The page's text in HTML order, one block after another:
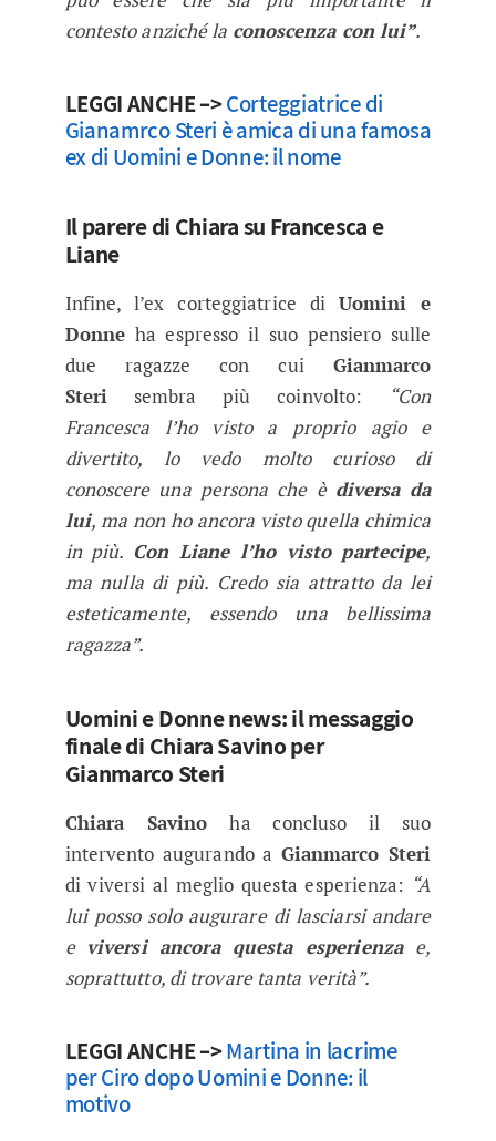
contesto anziché la conoscenza con lui”.
LEGGI ANCHE –>Corteggiatrice di
Gianamrco Steri è amica di una famosa
ex di Uomini e Donne: il nome
Il parere di Chiara su Francesca e
Liane
Infine, l’ex corteggiatrice di Uomini e
Donne ha espresso il suo pensiero sulle
due ragazze con cui Gianmarco
Steri sembra più coinvolto:
“Con
Francesca l’ho visto a proprio agio e
divertito, lo vedo molto curioso di
conoscere una persona che è diversa da
lui, ma non ho ancora visto quella chimica
in più. Con Liane l’ho visto partecipe,
ma nulla di più. Credo sia attratto da lei
esteticamente, essendo una bellissima
ragazza”.
Uomini e Donne news: il messaggio
finale di Chiara Savino per
Gianmarco Steri
Chiara Savino ha concluso il suo
intervento augurando a Gianmarco Steri
di viversi al meglio questa esperienza: “A
lui posso solo augurare di lasciarsi andare
e viversi ancora questa esperienza e,
soprattutto, di trovare tanta verità”.
LEGGI ANCHE –>Martina in lacrime
per Ciro dopo Uomini e Donne: il
motivo